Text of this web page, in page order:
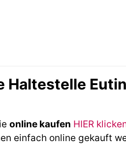
Haltestelle
online kaufen HIER
einfach online gekauft